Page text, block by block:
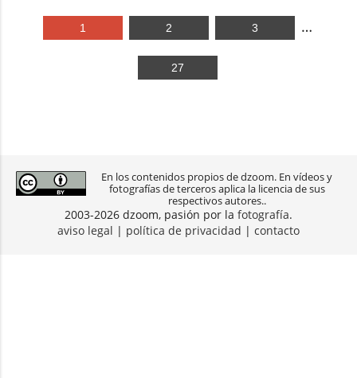
1 2 3 …
27
En los contenidos propios de dzoom. En vídeos y
fotografías de terceros aplica la licencia de sus
respectivos autores..
2003-2026 dzoom, pasión por la fotografía.
aviso legal | política de privacidad | contacto